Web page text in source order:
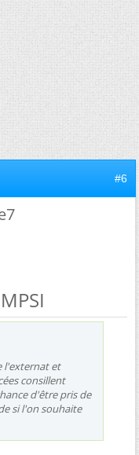
#6
l'externat et
consillent
d'être pris de
si l'on souhaite